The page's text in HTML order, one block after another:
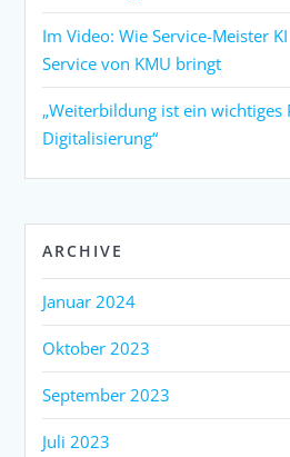
Im Video: Wie Service-Meister
Service von KMU bringt
„Weiterbildung ist ein wichtiges
Digitalisierung“
ARCHIVE
Januar 2024
Oktober 2023
September 2023
Juli 2023